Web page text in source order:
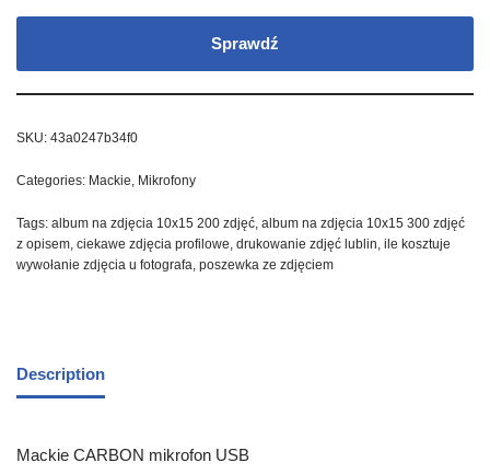
Sprawdź
SKU: 43a0247b34f0
Categories: Mackie, Mikrofony
Tags: album na zdjęcia 10x15 200 zdjęć, album na zdjęcia 10x15 300 zdjęć
z opisem, ciekawe zdjęcia profilowe, drukowanie zdjęć lublin, ile kosztuje
wywołanie zdjęcia u fotografa, poszewka ze zdjęciem
Description
Mackie CARBON mikrofon USB